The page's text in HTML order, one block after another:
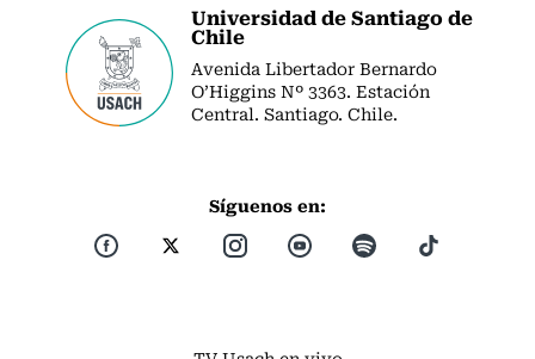
Universidad de Santiago de
Chile
Avenida Libertador Bernardo
O’Higgins Nº 3363. Estación
Central. Santiago. Chile.
Síguenos en: